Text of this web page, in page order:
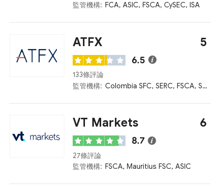
監管機構: FCA, ASIC, FSCA, CySEC, ISA
ATFX 5
6.5
133條評論
監管機構:
Colombia SFC, SERC, FSCA, Seychelles FSA, Mauritius FSC, ASIC, FCA, CySEC, SFC, UAE CMA
VT Markets 6
8.7
27條評論
監管機構: FSCA, Mauritius FSC, ASIC